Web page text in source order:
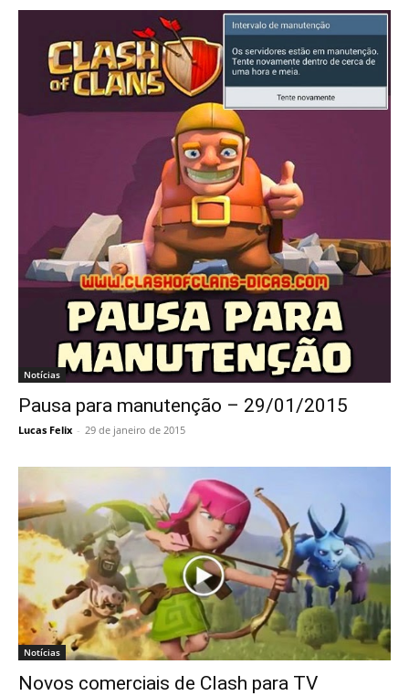
Notícias
Pausa para manutenção – 29/01/2015
Lucas Felix - 29 de janeiro de 2015
Notícias
Novos comerciais de Clash para TV